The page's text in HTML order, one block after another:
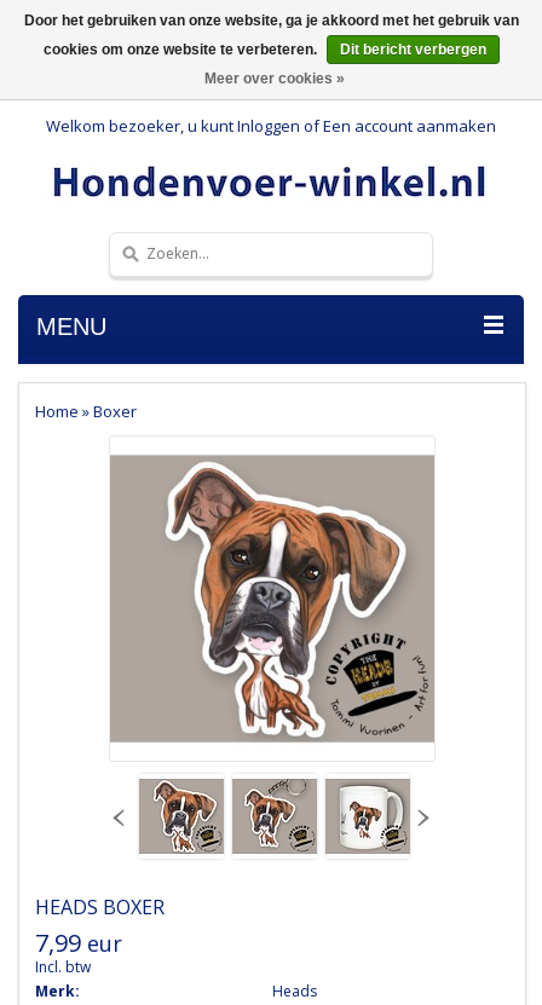
Welkom bezoeker, u kuntInloggen ofEen account aanmaken
MENU
Home »Boxer
HEADS BOXER
7,99 eur
Incl. btw
Merk:
Heads
Door het gebruiken van onze website, ga je akkoord met het gebruik van
cookies om onze website te verbeteren.
Dit bericht verbergen
Meer over cookies »